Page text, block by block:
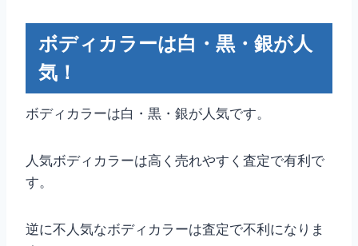
ボディカラーは白・黒・銀が人
気！
ボディカラーは白・黒・銀が人気です。
人気ボディカラーは高く売れやすく査定で有利で
す。
逆に不人気なボディカラーは査定で不利になりま